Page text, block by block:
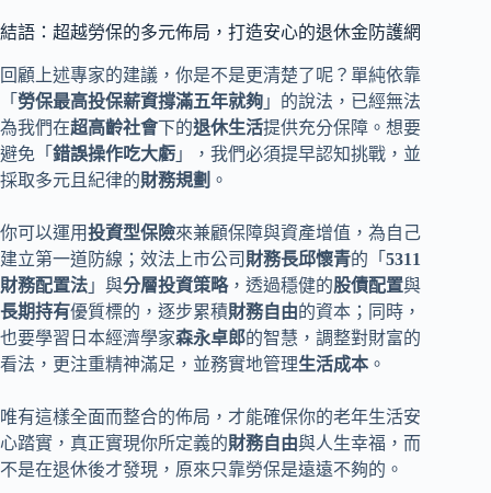
結語：超越勞保的多元佈局，打造安心的退休金防護網
回顧上述專家的建議，你是不是更清楚了呢？單純依靠
「 勞保最高投保薪資撐滿五年就夠 」的說法，已經無法
為我們在超高齡社會下的退休生活提供充分保障。想要
避免「 錯誤操作吃大虧 」，我們必須提早認知挑戰，並
採取多元且紀律的財務規劃 。
你可以運用投資型保險來兼顧保障與資產增值，為自己
建立第一道防線；效法上市公司 財務長邱懷青的「 5311
財務配置法 」與分層投資策略，透過穩健的股債配置與
長期持有優質標的，逐步累積財務自由的資本；同時，
也要學習日本經濟學家森永卓郎的智慧，調整對財富的
看法，更注重精神滿足，並務實地管理生活成本 。
唯有這樣全面而整合的佈局，才能確保你的老年生活安
心踏實，真正實現你所定義的財務自由與人生幸福，而
不是在退休後才發現，原來只靠勞保是遠遠不夠的。